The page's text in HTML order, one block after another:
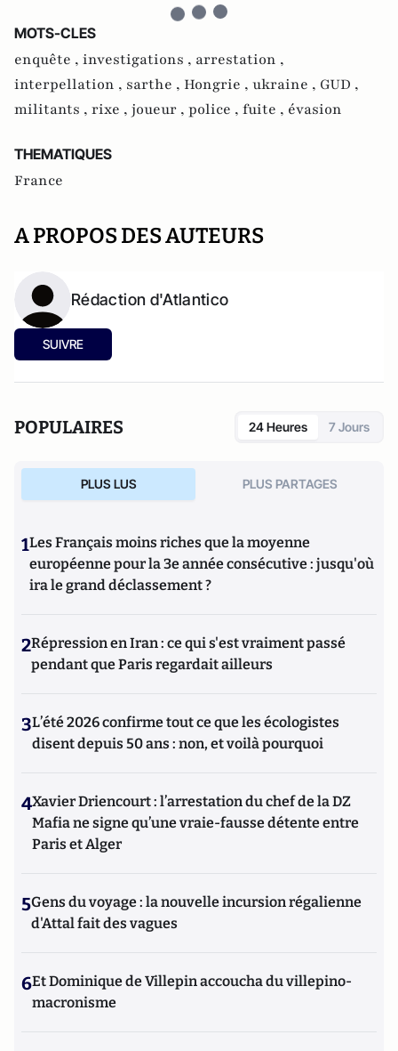
MOTS-CLES
enquête , investigations , arrestation ,
interpellation , sarthe , Hongrie , ukraine , GUD ,
militants , rixe , joueur , police , fuite , évasion
THEMATIQUES
France
A PROPOS DES AUTEURS
Rédaction d'Atlantico
SUIVRE
POPULAIRES 24 Heures 7 Jours
PLUS LUS PLUS PARTAGES
1Les Français moins riches que la moyenne
européenne pour la 3e année consécutive : jusqu'où
ira le grand déclassement ?
2Répression en Iran : ce qui s'est vraiment passé
pendant que Paris regardait ailleurs
3L’été 2026 confirme tout ce que les écologistes
disent depuis 50 ans : non, et voilà pourquoi
4Xavier Driencourt : l’arrestation du chef de la DZ
Mafia ne signe qu’une vraie-fausse détente entre
Paris et Alger
5Gens du voyage : la nouvelle incursion régalienne
d'Attal fait des vagues
6Et Dominique de Villepin accoucha du villepino-
macronisme